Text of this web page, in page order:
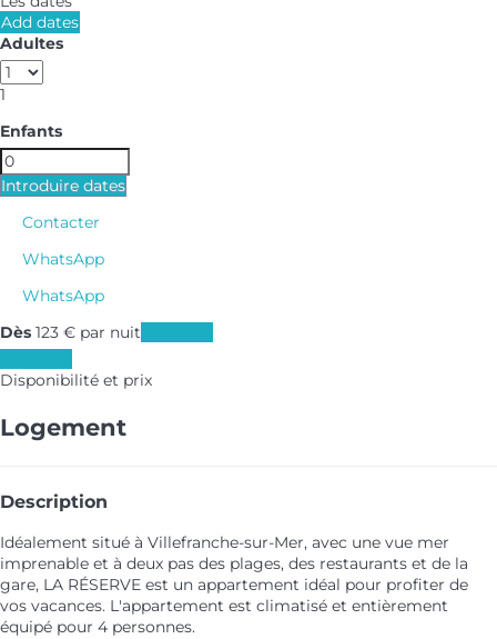
Add dates
Adultes
1
Enfants
Introduire dates
Contacter
WhatsApp
WhatsApp
Dès 123 € par nuit
Disponibilité et prix
Logement
Description
Idéalement situé à Villefranche-sur-Mer, avec une vue mer
imprenable et à deux pas des plages, des restaurants et de la
gare, LA RÉSERVE est un appartement idéal pour profiter de
vos vacances. L'appartement est climatisé et entièrement
équipé pour 4 personnes.